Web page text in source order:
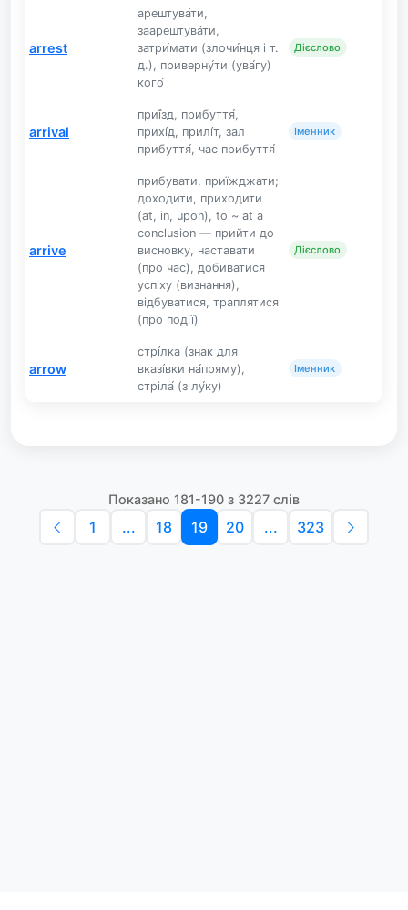
arrest
арештува́ти,
заарештува́ти,
затри́мати (злочи́нця і т.
д.), приверну́ти (ува́гу)
кого́
Дієслово
arrival
приї́зд, прибуття́,
прихі́д, прилі́т, зал
прибуття́, час прибуття́
Іменник
arrive
прибувати, приїжджати;
доходити, приходити
(at, in, upon), to ~ at a
conclusion — прийти до
висновку, наставати
(про час), добиватися
успіху (визнання),
відбуватися, траплятися
(про події)
Дієслово
arrow
стрі́лка (знак для
вказі́вки на́пряму),
стріла́ (з лу́ку)
Іменник
Показано 181-190 з 3227 слів
1 ... 18 19 20 ... 323